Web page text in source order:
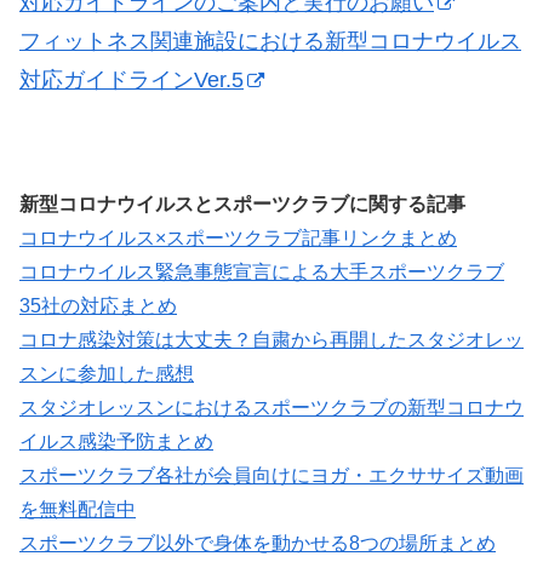
フィットネス関連施設における新型コロナウイルス
対応ガイドラインVer.5
新型コロナウイルスとスポーツクラブに関する記事
コロナウイルス×スポーツクラブ記事リンクまとめ
コロナウイルス緊急事態宣言による大手スポーツクラブ
35社の対応まとめ
コロナ感染対策は大丈夫？自粛から再開したスタジオレッ
スンに参加した感想
スタジオレッスンにおけるスポーツクラブの新型コロナウ
イルス感染予防まとめ
スポーツクラブ各社が会員向けにヨガ・エクササイズ動画
を無料配信中
スポーツクラブ以外で身体を動かせる8つの場所まとめ